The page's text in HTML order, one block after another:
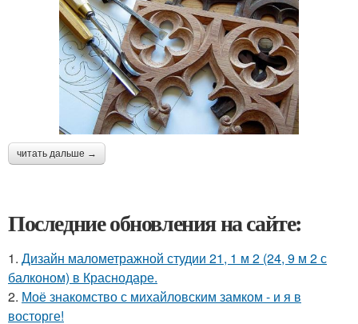
читать дальше →
Последние обновления на сайте:
1. Дизайн малометражной студии 21, 1 м 2 (24, 9 м 2 с
балконом) в Краснодаре.
2. Моё знакомство с михайловским замком - и я в
восторге!